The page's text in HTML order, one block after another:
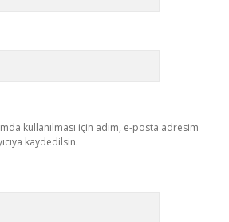
kullanılması için adım, e-posta adresim
kaydedilsin.